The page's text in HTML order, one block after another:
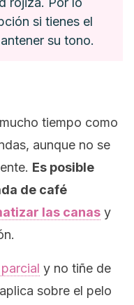
si tienes el
su tono.
tiempo como
aunque no se
Es posible
de café
las canas y
y no tiñe de
sobre el pelo